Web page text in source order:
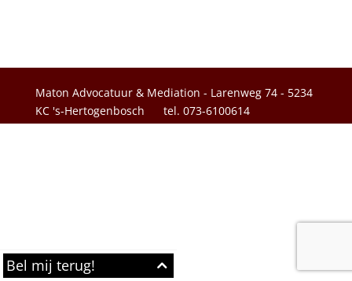
Maton Advocatuur & Mediation - Larenweg 74 - 5234
KC 's-Hertogenbosch
tel. 073-6100614
Bel mij terug!